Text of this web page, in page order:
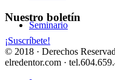
Seminario
Nuestro boletín
¡Suscríbete!
© 2018 · Derechos
elredentor.com ·